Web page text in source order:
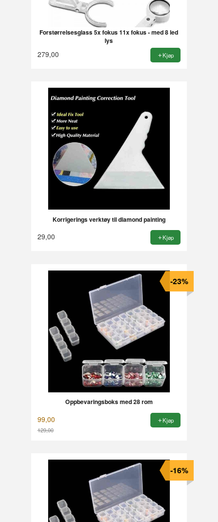
Forstørrelsesglass 5x fokus 11x fokus - med 8 led
lys
279,00 Kjøp
Korrigerings verktøy til diamond painting
29,00 Kjøp
Oppbevaringsboks med 28 rom
99,00
129,00
-23%
Kjøp
-16%